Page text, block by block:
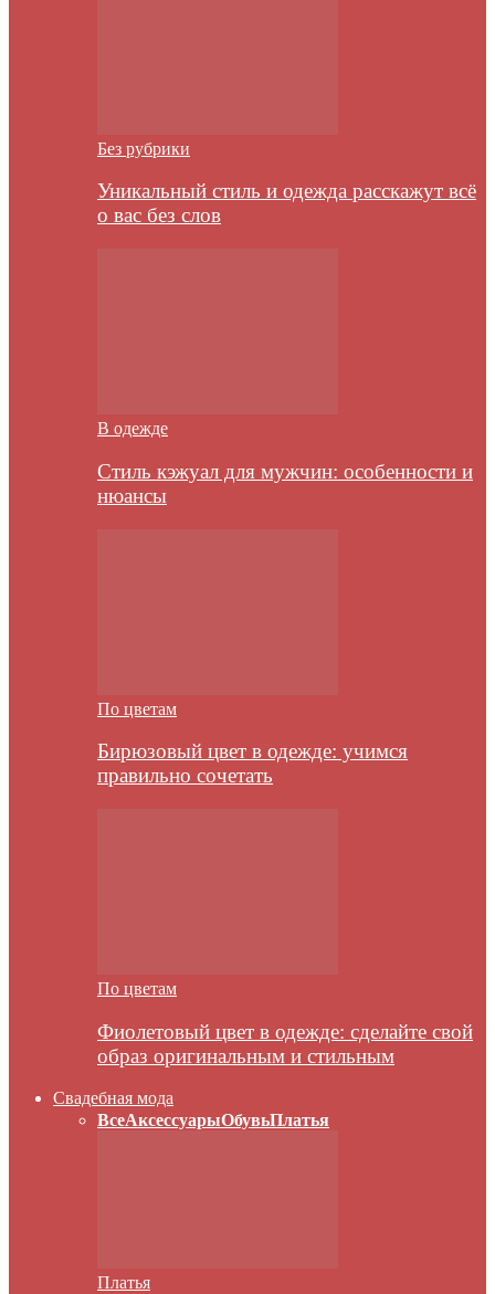
Без рубрики
Уникальный стиль и одежда расскажут всё
о вас без слов
В одежде
Стиль кэжуал для мужчин: особенности и
нюансы
По цветам
Бирюзовый цвет в одежде: учимся
правильно сочетать
По цветам
Фиолетовый цвет в одежде: сделайте свой
образ оригинальным и стильным
Свадебная мода
ВсеАксессуарыОбувьПлатья
Платья